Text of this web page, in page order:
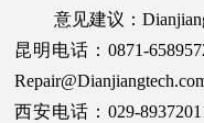
意见建议：
昆明电话：0871-
西安电话：029-